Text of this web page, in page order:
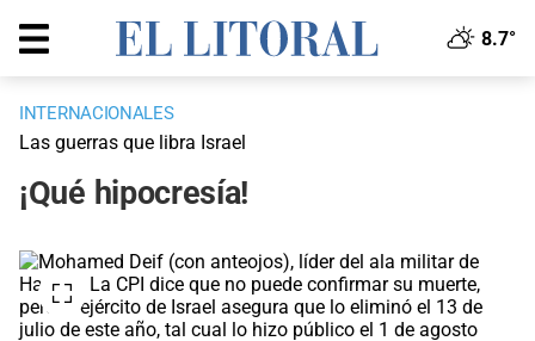
8.7°
INTERNACIONALES
Las guerras que libra Israel
¡Qué hipocresía!